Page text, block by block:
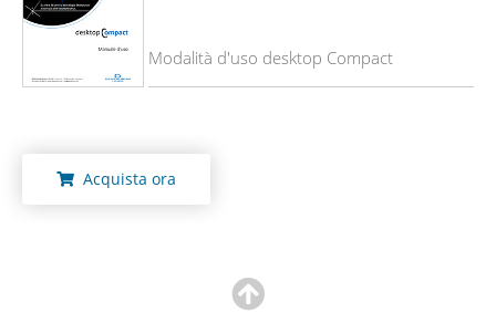
Modalità d'uso desktop Compact
Acquista ora